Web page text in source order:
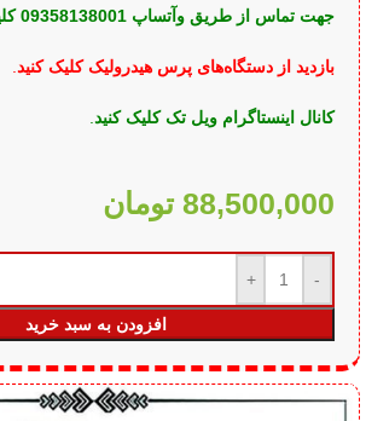
جهت تماس از طریق وآتساپ 09358138001 کلیک کنید
بازدید از دستگاه‌های پرس هیدرولیک کلیک کنید
کانال اینستاگرام ویل تک کلیک کنید
88,500,000 تومان
افزودن به سبد خرید